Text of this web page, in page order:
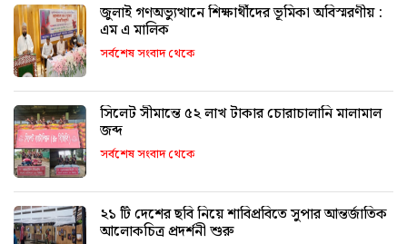
জুলাই গণঅভ্যুত্থানে শিক্ষার্থীদের ভূমিকা অবিস্মরণীয় :
এম এ মালিক
সর্বশেষ সংবাদ থেকে
সিলেট সীমান্তে ৫২ লাখ টাকার চোরাচালানি মালামাল
জব্দ
সর্বশেষ সংবাদ থেকে
২১ টি দেশের ছবি নিয়ে শাবিপ্রবিতে সুপার আন্তর্জাতিক
আলোকচিত্র প্রদর্শনী শুরু